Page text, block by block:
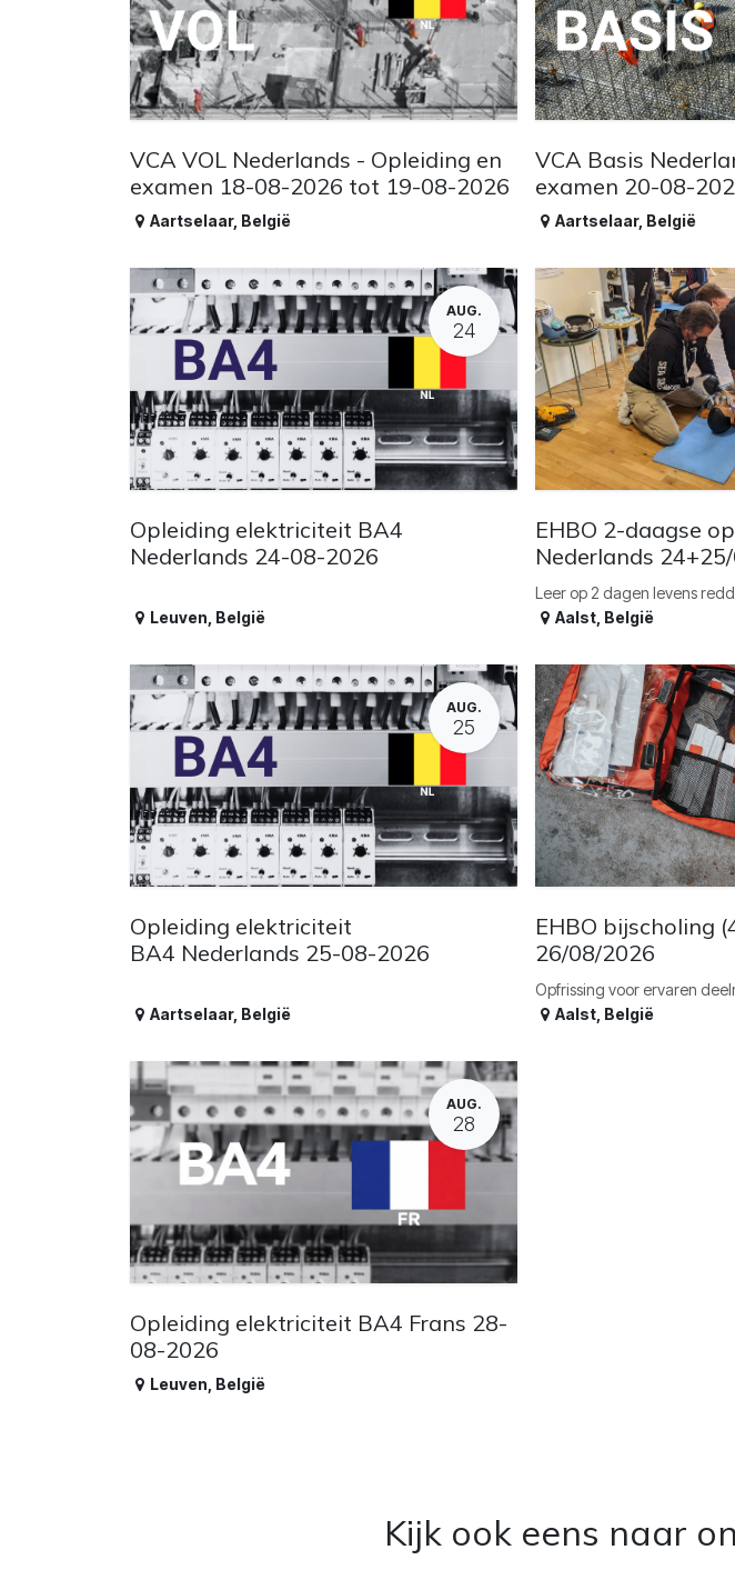
VCA VOL Nederlands - Opleiding en
examen 18-08-2026 tot 19-08-2026
Aartselaar, België
VCA Basis
examen 20-08-
Aartselaar, België
AUG.
24
Opleiding elektriciteit BA4
Nederlands 24-08-2026
Leuven België
EHBO 2-daagse
Nederlands
Leer op 2 dagen levens
Aalst België
AUG.
25
Opleiding elektriciteit
BA4 Nederlands 25-08-2026
Aartselaar, België
EHBO bijscholing
26/08/2026
Opfrissing voor ervaren
Aalst België
AUG.
28
Opleiding elektriciteit BA4 Frans 28-
08-2026
Leuven België
Kijk ook eens naar